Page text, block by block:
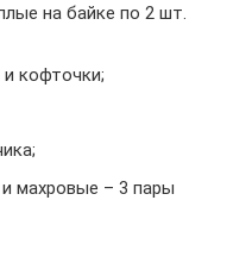
на байке по 2 шт.
кофточки;
махровые – 3 пары